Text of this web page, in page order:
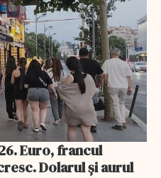
Euro, francul
Dolarul și aurul